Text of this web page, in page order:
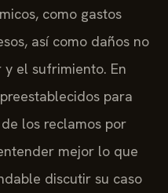
como gastos
así como daños no
el sufrimiento. En
para
los reclamos por
mejor lo que
discutir su caso